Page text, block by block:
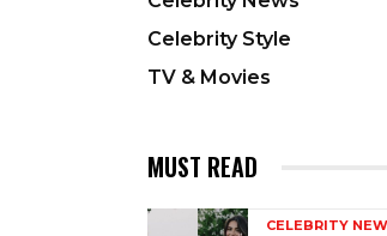
Celebrity Style
TV & Movies
MUST READ
CELEBRITY